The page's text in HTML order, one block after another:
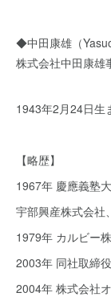
◆中田康雄（
株式会社中田康雄
1943年2月24日生
【略歴】
1967年 慶應義塾
宇部興産株式会社
1979年 カルビー
2003年 同社取締
2004年 株式会社